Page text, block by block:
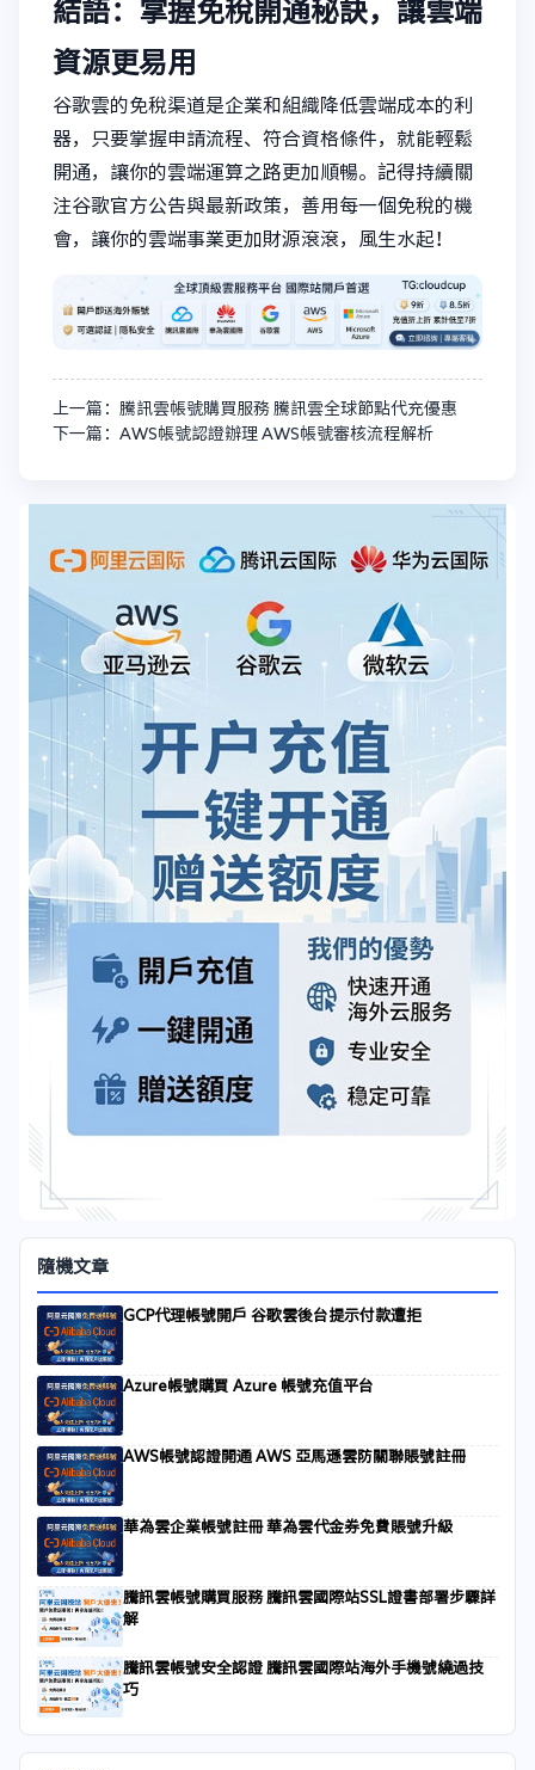
結語：掌握免稅開通秘訣，讓雲端
資源更易用
谷歌雲的免稅渠道是企業和組織降低雲端成本的利
器，只要掌握申請流程、符合資格條件，就能輕鬆
開通，讓你的雲端運算之路更加順暢。記得持續關
注谷歌官方公告與最新政策，善用每一個免稅的機
會，讓你的雲端事業更加財源滾滾，風生水起！
上一篇：騰訊雲帳號購買服務 騰訊雲全球節點代充優惠
下一篇：AWS帳號認證辦理 AWS帳號審核流程解析
隨機文章
GCP代理帳號開戶 谷歌雲後台提示付款遭拒
Azure帳號購買 Azure 帳號充值平台
AWS帳號認證開通 AWS 亞馬遜雲防關聯賬號註冊
華為雲企業帳號註冊 華為雲代金券免費賬號升級
騰訊雲帳號購買服務 騰訊雲國際站SSL證書部署步驟詳
解
騰訊雲帳號安全認證 騰訊雲國際站海外手機號繞過技
巧